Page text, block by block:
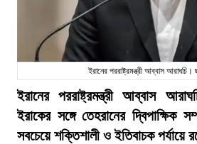
ইরানের পররাষ্ট্রমন্ত্রী আব্বাস
ইরানের পররাষ্ট্রমন্ত্রী আব্বাস
ইরাকের সঙ্গে তেহরানের দ্বিপাক্ষিক
সবচেয়ে শক্তিশালী ও ইতিবাচক পর্যায়ে